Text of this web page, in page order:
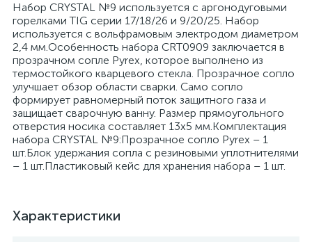
Набор CRYSTAL №9 используется с аргонодуговыми
горелками TIG серии 17/18/26 и 9/20/25. Набор
используется с вольфрамовым электродом диаметром
2,4 мм.Особенность набора CRT0909 заключается в
прозрачном сопле Pyrex, которое выполнено из
термостойкого кварцевого стекла. Прозрачное сопло
улучшает обзор области сварки. Само сопло
формирует равномерный поток защитного газа и
защищает сварочную ванну. Размер прямоугольного
отверстия носика составляет 13х5 мм.Комплектация
набора CRYSTAL №9:Прозрачное сопло Pyrex – 1
шт.Блок удержания сопла с резиновыми уплотнителями
– 1 шт.Пластиковый кейс для хранения набора – 1 шт.
Характеристики